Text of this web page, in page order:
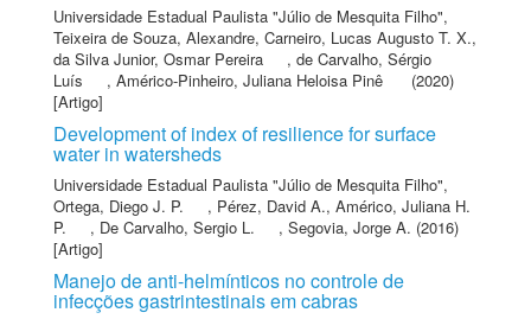
Universidade Estadual Paulista "Júlio de Mesquita Filho",
Teixeira de Souza, Alexandre, Carneiro, Lucas Augusto T. X.,
da Silva Junior, Osmar Pereira
, de Carvalho, Sérgio
Luís
, Américo-Pinheiro, Juliana Heloisa Pinê
(2020)
[Artigo]
Development of index of resilience for surface
water in watersheds
Universidade Estadual Paulista "Júlio de Mesquita Filho",
Ortega, Diego J. P.
, Pérez, David A., Américo, Juliana H.
P.
, De Carvalho, Sergio L. , Segovia, Jorge A. (2016)
[Artigo]
Manejo de anti-helmínticos no controle de
infecções gastrintestinais em cabras